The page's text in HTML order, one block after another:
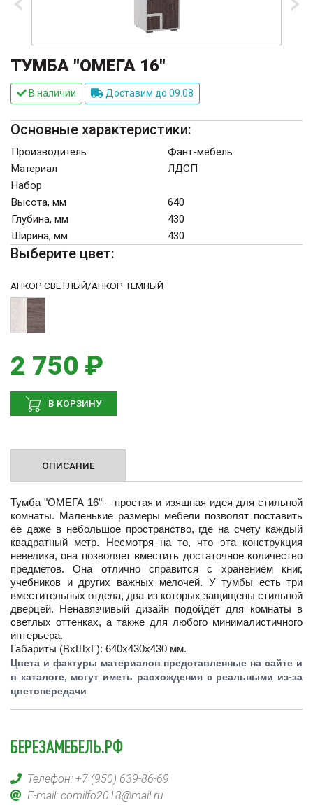
ТУМБА "ОМЕГА 16"
В наличии Доставим до 09.08
Основные характеристики:
Производитель
Фант-мебель
Материал
ЛДСП
Набор
Высота, мм
640
Глубина, мм
430
Ширина, мм
430
Выберите цвет:
АНКОР СВЕТЛЫЙ/АНКОР ТЕМНЫЙ
2 750 ₽
В КОРЗИНУ
ОПИСАНИЕ
Тумба "ОМЕГА 16" – простая и изящная идея для стильной
комнаты. Маленькие размеры мебели позволят поставить
её даже в небольшое пространство, где на счету каждый
квадратный метр. Несмотря на то, что эта конструкция
невелика, она позволяет вместить достаточное количество
предметов. Она отлично справится с хранением книг,
учебников и других важных мелочей. У тумбы есть три
вместительных отдела, два из которых защищены стильной
дверцей. Ненавязчивый дизайн подойдёт для комнаты в
светлых оттенках, а также для любого минималистичного
интерьера.
Габариты (ВхШхГ): 640х430х430 мм.
Цвета и фактуры материалов представленные на сайте и
в каталоге, могут иметь расхождения с реальными из-за
цветопередачи
БЕРЕЗАМЕБЕЛЬ.РФ
Телефон: +7 (950) 639-86-69
E-mail: comilfo2018@mail.ru